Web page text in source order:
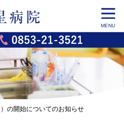
MENU
の開始についてのお知らせ